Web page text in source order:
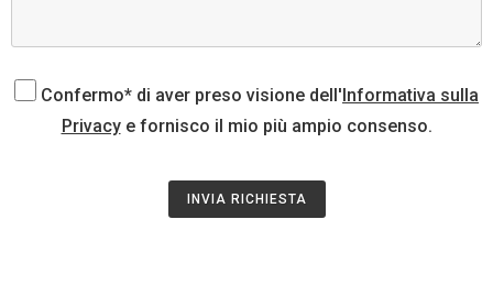
Confermo* di aver preso visione dell'Informativa sulla
Privacye fornisco il mio più ampio consenso.
INVIA RICHIESTA